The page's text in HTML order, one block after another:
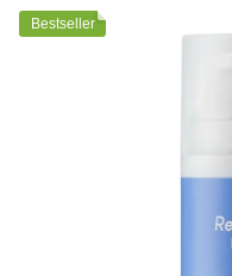
Bestseller